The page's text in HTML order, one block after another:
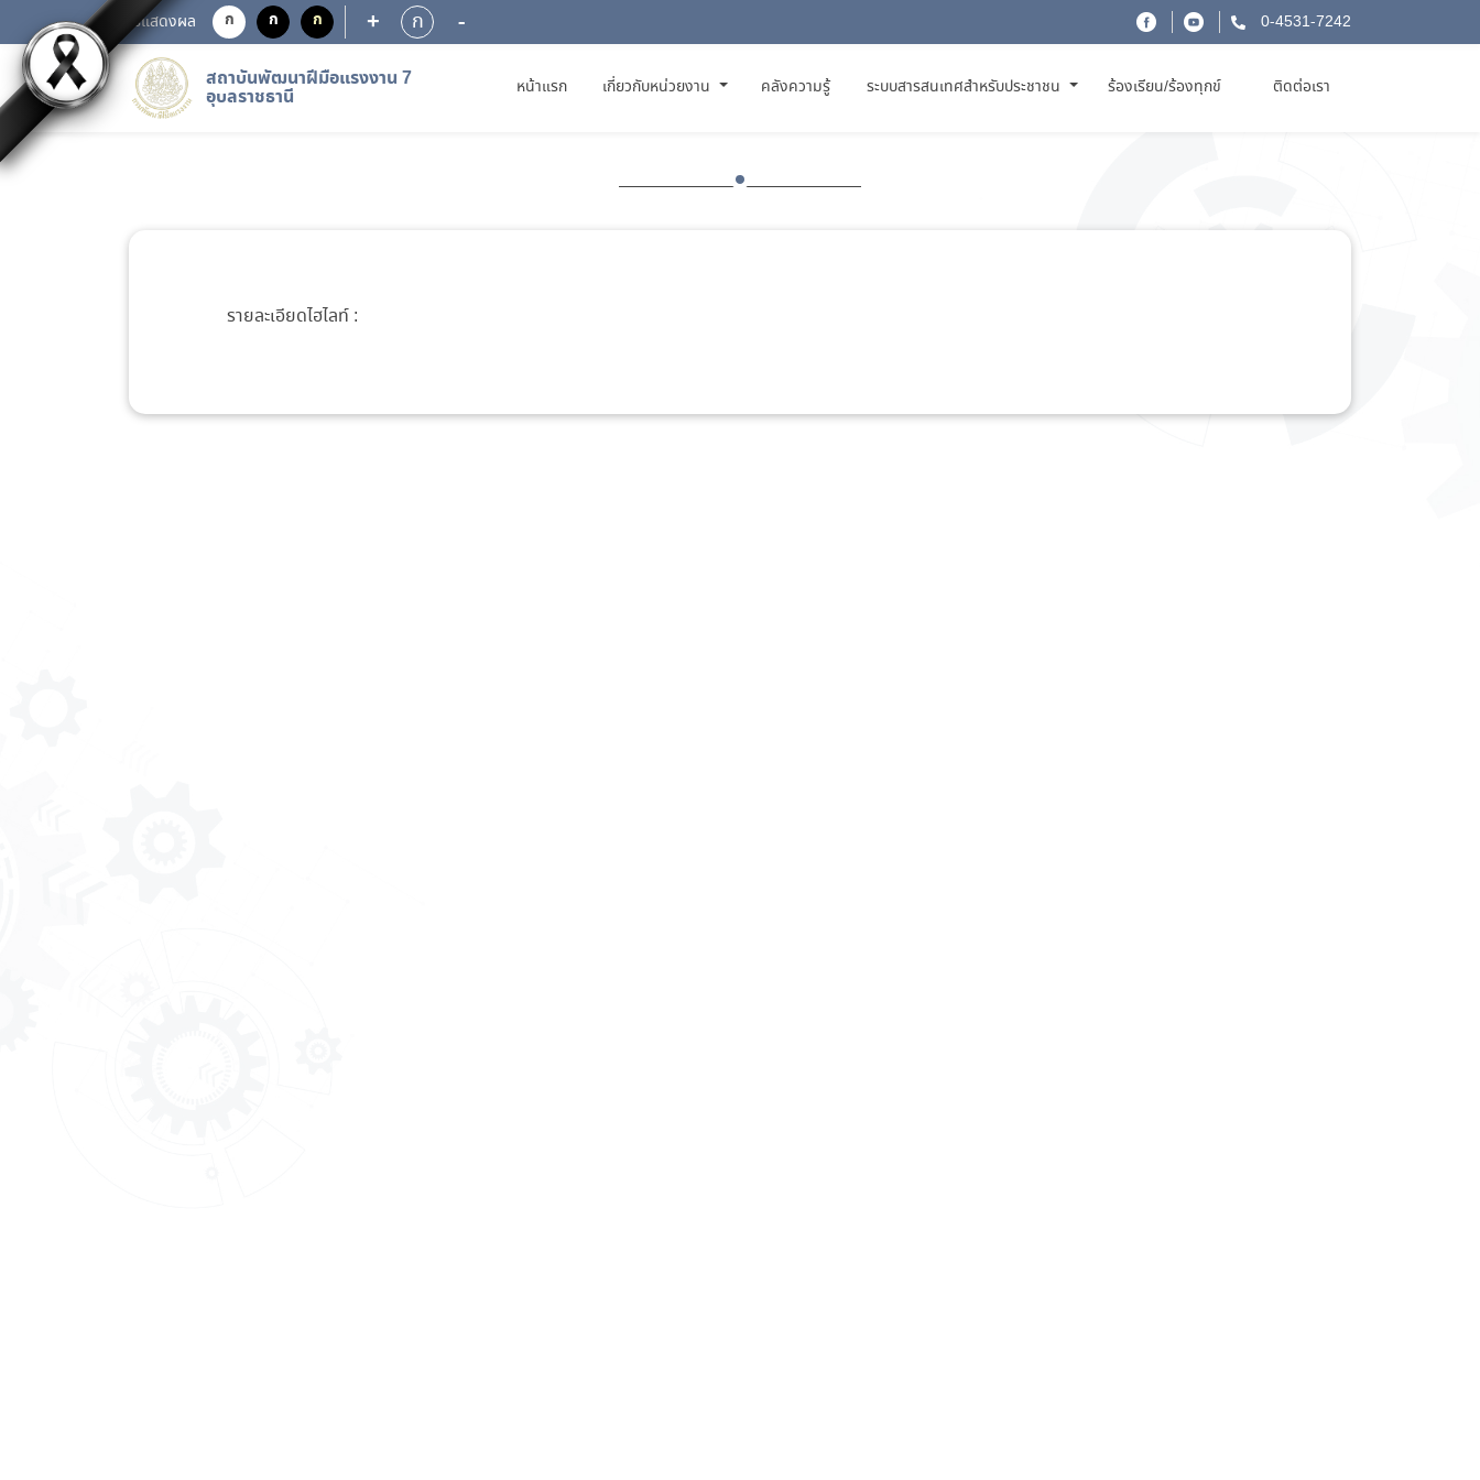
การแสดงผล ก ก ก + ก - 0-4531-7242
สถาบันพัฒนาฝีมือแรงงาน 7
อุบลราชธานี หน้าแรก(CURRENT)
เกี่ยวกับหน่วยงาน คลังความรู้ ระบบสารสนเทศสำหรับประชาชน ร้องเรียน/ร้องทุกข์ ติดต่อเรา
รายละเอียดไฮไลท์ :